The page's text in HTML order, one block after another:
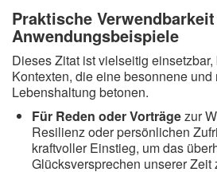
Praktische
Anwendungsbeispiele
Dieses Zitat ist vielseitig
Kontexten, die eine besonnene
Lebenshaltung betonen.
Für Reden oder Vorträgezur
Resilienz oder persönlichen
kraftvoller Einstieg, um das
Glücksversprechen unserer Zeit